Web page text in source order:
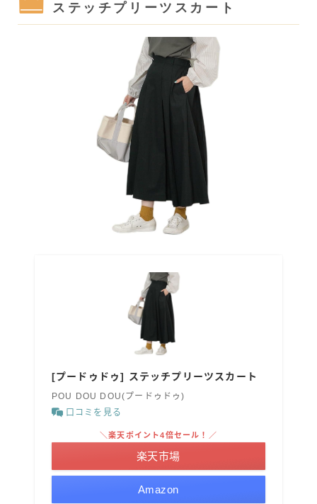
ステッチプリーツスカート
[プードゥドゥ] ステッチプリーツスカート
POU DOU DOU(プードゥドゥ)
口コミを見る
Amazon
＼楽天ポイント4倍セール！／
楽天市場